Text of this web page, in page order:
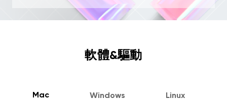
每月 1–2 封，絕不垃圾郵件
電子郵件僅用於發送您請求的內容
軟體&驅動
Mac Windows Linux